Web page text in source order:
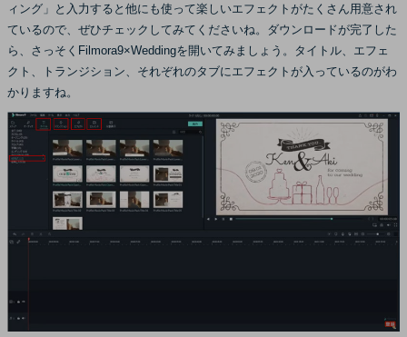
ィング」と入力すると他にも使って楽しいエフェクトがたくさん用意され
ているので、ぜひチェックしてみてくださいね。ダウンロードが完了した
ら、さっそくFilmora9×Weddingを開いてみましょう。タイトル、エフェ
クト、トランジション、それぞれのタブにエフェクトが入っているのがわ
かりますね。